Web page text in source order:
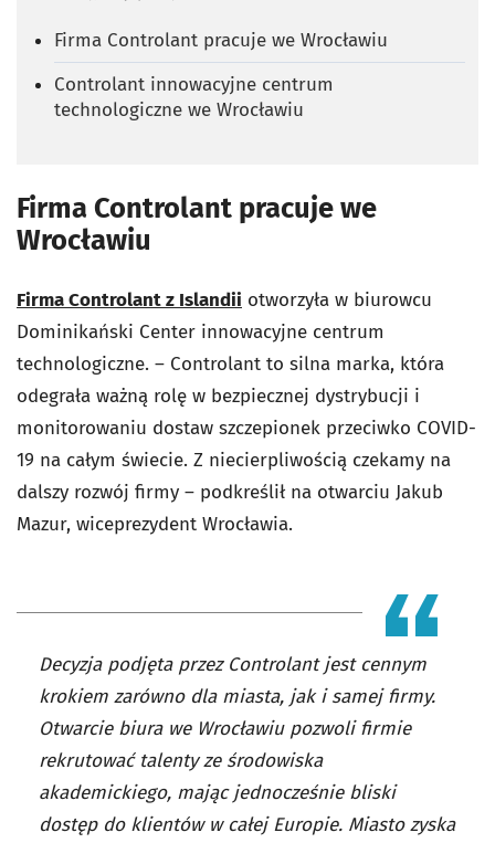
Firma Controlant pracuje we Wrocławiu
Controlant innowacyjne centrum
technologiczne we Wrocławiu
Firma Controlant pracuje we
Wrocławiu
Firma Controlant z Islandii otworzyła w biurowcu
Dominikański Center innowacyjne centrum
technologiczne. – Controlant to silna marka, która
odegrała ważną rolę w bezpiecznej dystrybucji i
monitorowaniu dostaw szczepionek przeciwko COVID-
19 na całym świecie. Z niecierpliwością czekamy na
dalszy rozwój firmy – podkreślił na otwarciu Jakub
Mazur, wiceprezydent Wrocławia.
Decyzja podjęta przez Controlant jest cennym
krokiem zarówno dla miasta, jak i samej firmy.
Otwarcie biura we Wrocławiu pozwoli firmie
rekrutować talenty ze środowiska
akademickiego, mając jednocześnie bliski
dostęp do klientów w całej Europie. Miasto zyska